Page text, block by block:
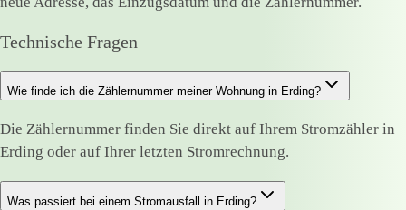
Technische Fragen
Wie finde ich die Zählernummer meiner Wohnung in Erding?
Die Zählernummer finden Sie direkt auf Ihrem Stromzähler in
Erding oder auf Ihrer letzten Stromrechnung.
Was passiert bei einem Stromausfall in Erding?